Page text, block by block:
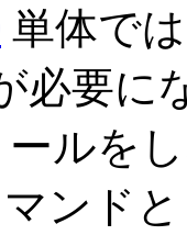
単体で
必要に
ルを
ンド